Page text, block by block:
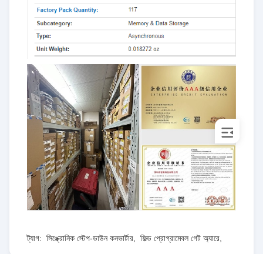
ট্যাগ: সিঙ্ক্রোনিক স্টেপ-ডাউন কনভার্টার ফিল্ড প্রোগ্রামেবল গেট অ্যারে